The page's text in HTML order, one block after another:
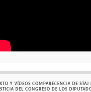
Y VÍDEOS COMPARECENCIA DE
DEL CONGRESO DE LOS